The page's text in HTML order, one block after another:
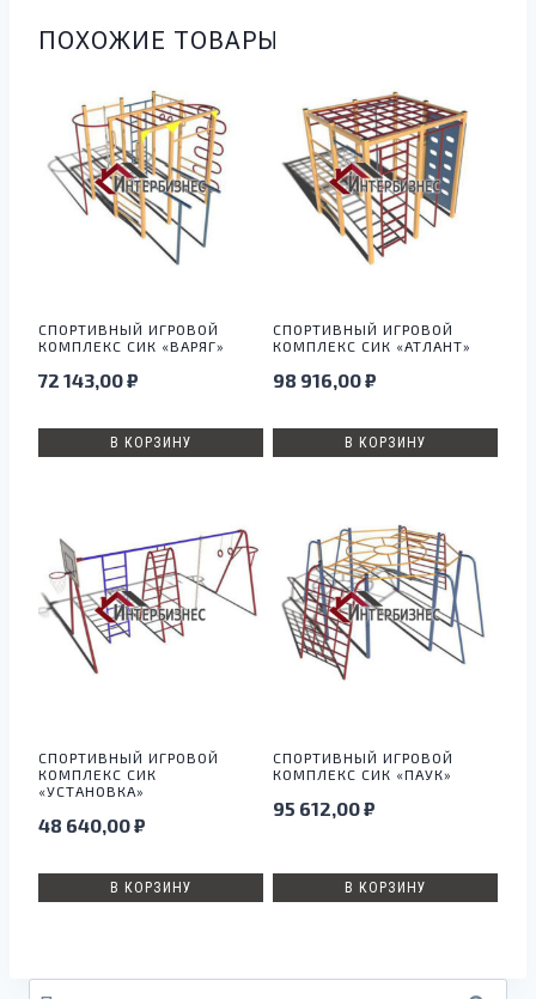
ПОХОЖИЕ ТОВАРЫ
СПОРТИВНЫЙ ИГРОВОЙ
КОМПЛЕКС СИК «ВАРЯГ»
72 143,00₽
В КОРЗИНУ
СПОРТИВНЫЙ ИГРОВОЙ
КОМПЛЕКС СИК «АТЛАНТ»
98 916,00₽
В КОРЗИНУ
СПОРТИВНЫЙ ИГРОВОЙ
КОМПЛЕКС СИК
«УСТАНОВКА»
48 640,00₽
В КОРЗИНУ
СПОРТИВНЫЙ ИГРОВОЙ
КОМПЛЕКС СИК «ПАУК»
95 612,00₽
В КОРЗИНУ